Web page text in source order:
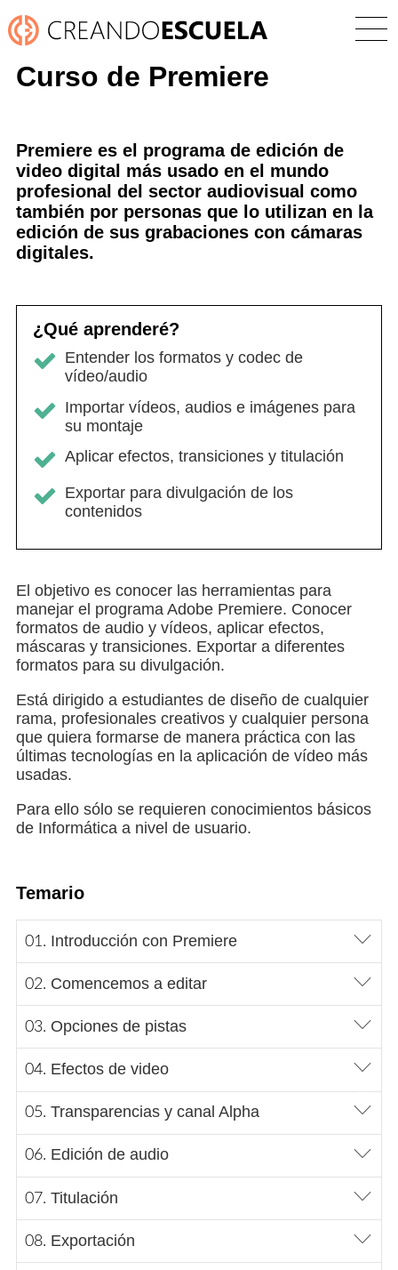
Curso de Premiere
Premiere es el programa de edición de
video digital más usado en el mundo
profesional del sector audiovisual como
también por personas que lo utilizan en la
edición de sus grabaciones con cámaras
digitales.
¿Qué aprenderé?
Entender los formatos y codec de
vídeo/audio
Importar vídeos, audios e imágenes para
su montaje
Aplicar efectos, transiciones y titulación
Exportar para divulgación de los
contenidos
El objetivo es conocer las herramientas para
manejar el programa Adobe Premiere. Conocer
formatos de audio y vídeos, aplicar efectos,
máscaras y transiciones. Exportar a diferentes
formatos para su divulgación.
Está dirigido a estudiantes de diseño de cualquier
rama, profesionales creativos y cualquier persona
que quiera formarse de manera práctica con las
últimas tecnologías en la aplicación de vídeo más
usadas.
Para ello sólo se requieren conocimientos básicos
de Informática a nivel de usuario.
Temario
Introducción con Premiere
Comencemos a editar
Opciones de pistas
Efectos de video
Transparencias y canal Alpha
Edición de audio
Titulación
Exportación